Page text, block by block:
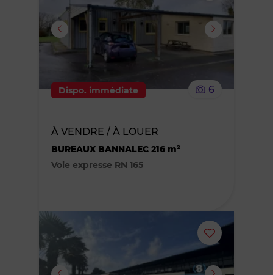
ou
Dispo. immédiate 6
À VENDRE / À LOUER
BUREAUX BANNALEC 216 m²
Voie expresse RN 165
Ajouter
ou